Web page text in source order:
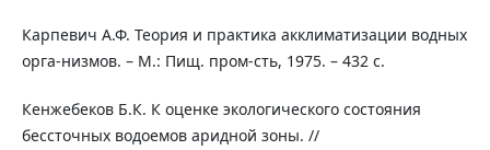
Карпевич А.Ф. Теория и практика акклиматизации водных
орга-низмов. – М.: Пищ. пром-сть, 1975. – 432 с.
Кенжебеков Б.К. К оценке экологического состояния
бессточных водоемов аридной зоны. //